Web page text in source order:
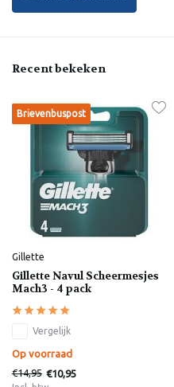
Recent bekeken
Brievenbuspost
Gillette
Gillette Navul Scheermesjes
Mach3 - 4 pack
Vergelijk
Op voorraad
€14,95 €10,95